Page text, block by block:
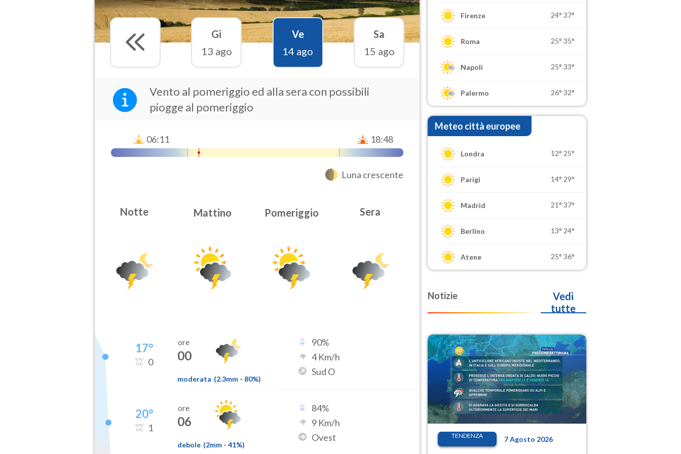
Gi
13 ago
Ve
14 ago
Sa
15 ago
Vento al pomeriggio ed alla sera con possibili
piogge al pomeriggio
06:11 18:48
Luna crescente
Notte Mattino Pomeriggio Sera
17°
0
ore
00
moderata (2.3mm - 80%)
90%
4Km/h
Sud O
20°
1
ore
06
debole (2mm - 41%)
84%
9 Km/h
Ovest
Firenze 24° 37°
Roma 25° 35°
Napoli 25° 33°
Palermo 26° 32°
Meteo città europee
Londra 12° 25°
Parigi 14° 29°
Madrid 21° 37°
Berlino 13° 24°
Atene 25° 36°
Notizie
Vedi
tutte
TENDENZA 7 Agosto 2026